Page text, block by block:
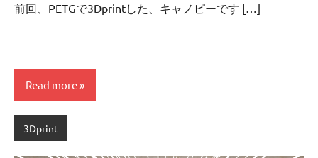
前回、PETGで3Dprintした、キャノピーです […]
Read more
3Dprint